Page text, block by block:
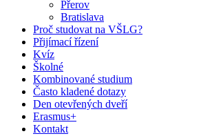
Přerov
Bratislava
Proč studovat na VŠLG?
Přijímací řízení
Kvíz
Školné
Kombinované studium
Často kladené dotazy
Den otevřených dveří
Erasmus+
Kontakt